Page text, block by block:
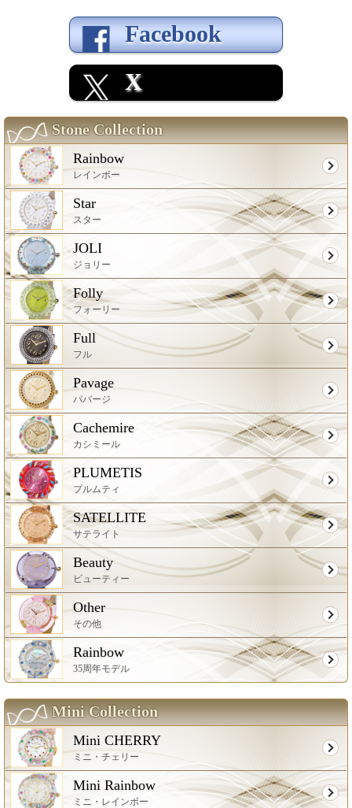
Facebook
X
Stone Collection
Rainbow
レインボー
Star
スター
JOLI
ジョリー
Folly
フォーリー
Full
フル
Pavage
パバージ
Cachemire
カシミール
PLUMETIS
プルムティ
SATELLITE
サテライト
Beauty
ビューティー
Other
その他
Rainbow
35周年モデル
Mini Collection
Mini CHERRY
ミニ・チェリー
Mini Rainbow
ミニ・レインボー